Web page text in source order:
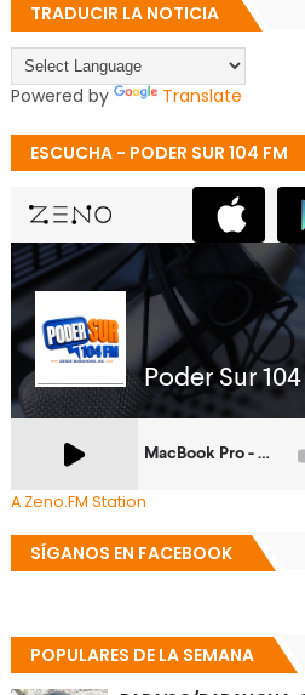
TRADUCIR LA NOTICIA
Powered by Translate
ESCUCHA - PODER SUR 104 FM
A Zeno.FM Station
SÍGANOS EN FACEBOOK
POPULARES DE LA SEMANA